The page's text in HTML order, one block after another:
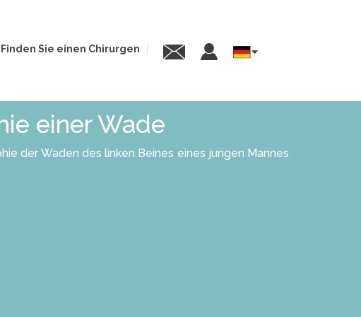
Finden Sie einen Chirurgen
Select
your
einer Wade
der Waden des linken Beines eines jungen Mannes